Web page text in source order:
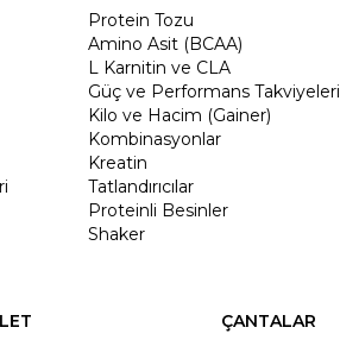
Protein Tozu
Amino Asit (BCAA)
L Karnitin ve CLA
Güç ve Performans Takviyeleri
Kilo ve Hacim (Gainer)
Kombinasyonlar
Kreatin
Tatlandırıcılar
Proteinli Besinler
Shaker
ÇANTALAR